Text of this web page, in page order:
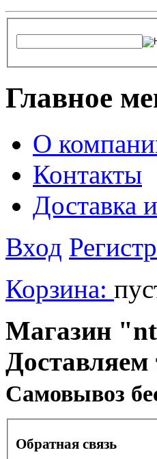
Главное
О
Контакты
Доставка
Вход
Корзина:
Магазин
Cамовывоз
Обратная связь